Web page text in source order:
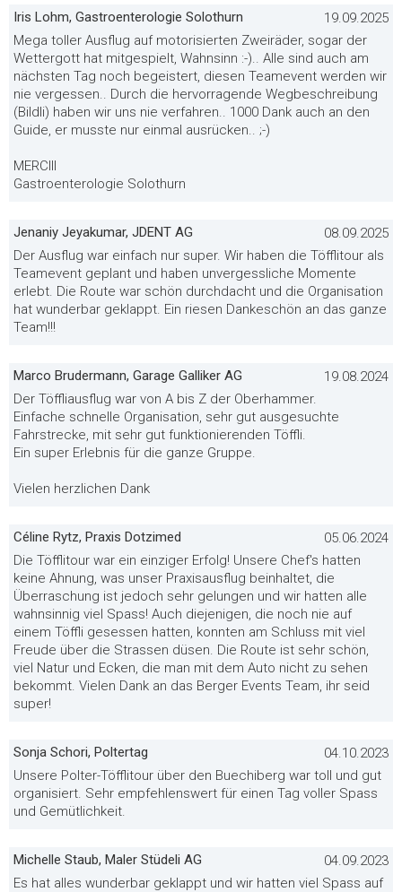
Iris Lohm, Gastroenterologie Solothurn
19.09.2025
Mega toller Ausflug auf motorisierten Zweiräder, sogar der
Wettergott hat mitgespielt, Wahnsinn :-).. Alle sind auch am
nächsten Tag noch begeistert, diesen Teamevent werden wir
nie vergessen.. Durch die hervorragende Wegbeschreibung
(Bildli) haben wir uns nie verfahren.. 1000 Dank auch an den
Guide, er musste nur einmal ausrücken.. ;-)
MERCIII
Gastroenterologie Solothurn
Jenaniy Jeyakumar, JDENT AG
08.09.2025
Der Ausflug war einfach nur super. Wir haben die Töfflitour als
Teamevent geplant und haben unvergessliche Momente
erlebt. Die Route war schön durchdacht und die Organisation
hat wunderbar geklappt. Ein riesen Dankeschön an das ganze
Team!!!
Marco Brudermann, Garage Galliker AG
19.08.2024
Der Töffliausflug war von A bis Z der Oberhammer.
Einfache schnelle Organisation, sehr gut ausgesuchte
Fahrstrecke, mit sehr gut funktionierenden Töffli.
Ein super Erlebnis für die ganze Gruppe.
Vielen herzlichen Dank
Céline Rytz, Praxis Dotzimed
05.06.2024
Die Töfflitour war ein einziger Erfolg! Unsere Chef's hatten
keine Ahnung, was unser Praxisausflug beinhaltet, die
Überraschung ist jedoch sehr gelungen und wir hatten alle
wahnsinnig viel Spass! Auch diejenigen, die noch nie auf
einem Töffli gesessen hatten, konnten am Schluss mit viel
Freude über die Strassen düsen. Die Route ist sehr schön,
viel Natur und Ecken, die man mit dem Auto nicht zu sehen
bekommt. Vielen Dank an das Berger Events Team, ihr seid
super!
Sonja Schori, Poltertag
04.10.2023
Unsere Polter-Töfflitour über den Buechiberg war toll und gut
organisiert. Sehr empfehlenswert für einen Tag voller Spass
und Gemütlichkeit.
Michelle Staub, Maler Stüdeli AG
04.09.2023
Es hat alles wunderbar geklappt und wir hatten viel Spass auf